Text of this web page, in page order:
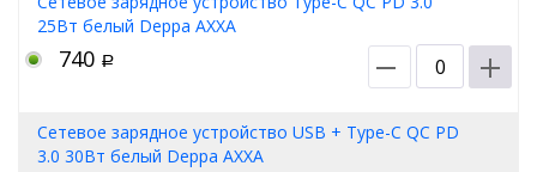
25Вт белый Deppa АХХА
740 Р
Сетевое зарядное устройство USB + Type-C QC PD
3.0 30Вт белый Deppa АХХА